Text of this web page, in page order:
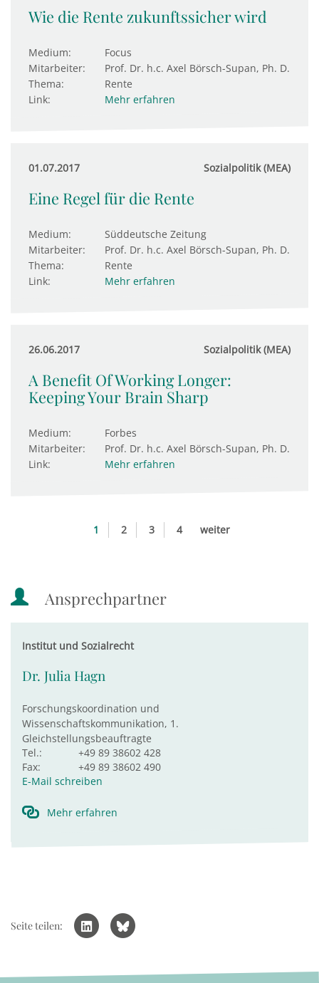
Wie die Rente zukunftssicher wird
Medium:
Focus
Mitarbeiter:
Prof. Dr. h.c. Axel Börsch-Supan, Ph. D.
Thema:
Rente
Link:
Mehr erfahren
01.07.2017 Sozialpolitik (MEA)
Eine Regel für die Rente
Medium:
Süddeutsche Zeitung
Mitarbeiter:
Prof. Dr. h.c. Axel Börsch-Supan, Ph. D.
Thema:
Rente
Link:
Mehr erfahren
26.06.2017 Sozialpolitik (MEA)
A Benefit Of Working Longer:
Keeping Your Brain Sharp
Medium:
Forbes
Mitarbeiter:
Prof. Dr. h.c. Axel Börsch-Supan, Ph. D.
Link:
Mehr erfahren
1 2 3 4 weiter
Ansprechpartner
Institut und Sozialrecht
Dr. Julia Hagn
Forschungskoordination und
Wissenschaftskommunikation, 1.
Gleichstellungsbeauftragte
Tel.:
+49 89 38602 428
Fax:
+49 89 38602 490
E-Mail schreiben
Mehr erfahren
Seite teilen: